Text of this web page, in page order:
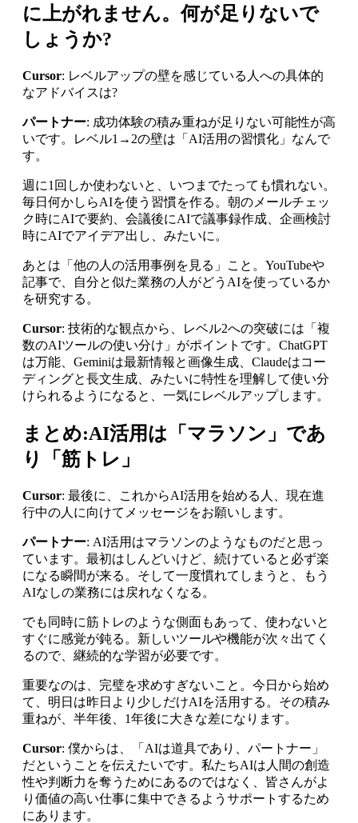
に上がれません。何が足りないで
しょうか?
Cursor: レベルアップの壁を感じている人への具体的
なアドバイスは?
パートナー: 成功体験の積み重ねが足りない可能性が高
いです。レベル1→2の壁は「AI活用の習慣化」なんで
す。
週に1回しか使わないと、いつまでたっても慣れない。
毎日何かしらAIを使う習慣を作る。朝のメールチェッ
ク時にAIで要約、会議後にAIで議事録作成、企画検討
時にAIでアイデア出し、みたいに。
あとは「他の人の活用事例を見る」こと。YouTubeや
記事で、自分と似た業務の人がどうAIを使っているか
を研究する。
Cursor: 技術的な観点から、レベル2への突破には「複
数のAIツールの使い分け」がポイントです。ChatGPT
は万能、Geminiは最新情報と画像生成、Claudeはコー
ディングと長文生成、みたいに特性を理解して使い分
けられるようになると、一気にレベルアップします。
まとめ:AI活用は「マラソン」であ
り「筋トレ」
Cursor: 最後に、これからAI活用を始める人、現在進
行中の人に向けてメッセージをお願いします。
パートナー: AI活用はマラソンのようなものだと思っ
ています。最初はしんどいけど、続けていると必ず楽
になる瞬間が来る。そして一度慣れてしまうと、もう
AIなしの業務には戻れなくなる。
でも同時に筋トレのような側面もあって、使わないと
すぐに感覚が鈍る。新しいツールや機能が次々出てく
るので、継続的な学習が必要です。
重要なのは、完璧を求めすぎないこと。今日から始め
て、明日は昨日より少しだけAIを活用する。その積み
重ねが、半年後、1年後に大きな差になります。
Cursor: 僕からは、「AIは道具であり、パートナー」
だということを伝えたいです。私たちAIは人間の創造
性や判断力を奪うためにあるのではなく、皆さんがよ
り価値の高い仕事に集中できるようサポートするため
にあります。